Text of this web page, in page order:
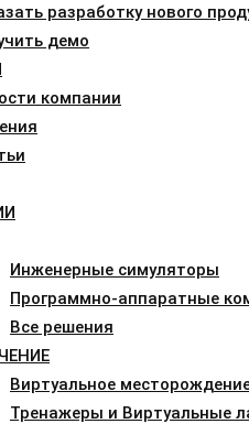
разработку нового
демо
компании
Инженерные симуляторы
Программно-аппаратные
Все решения
Виртуальное
Тренажеры и Виртуальные